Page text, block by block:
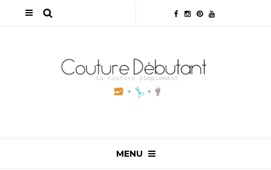
MENU